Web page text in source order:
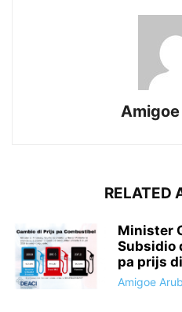
RELATED
Minister
Subsidio
pa prijs
Amigoe